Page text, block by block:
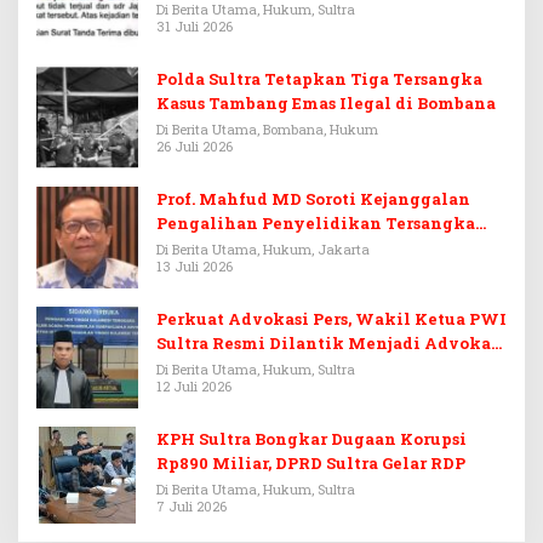
Di Berita Utama, Hukum, Sultra
31 Juli 2026
Polda Sultra Tetapkan Tiga Tersangka
Kasus Tambang Emas Ilegal di Bombana
Di Berita Utama, Bombana, Hukum
26 Juli 2026
Prof. Mahfud MD Soroti Kejanggalan
Pengalihan Penyelidikan Tersangka
Febrie Adriansyah
Di Berita Utama, Hukum, Jakarta
13 Juli 2026
Perkuat Advokasi Pers, Wakil Ketua PWI
Sultra Resmi Dilantik Menjadi Advokat
PERADI
Di Berita Utama, Hukum, Sultra
12 Juli 2026
KPH Sultra Bongkar Dugaan Korupsi
Rp890 Miliar, DPRD Sultra Gelar RDP
Di Berita Utama, Hukum, Sultra
7 Juli 2026